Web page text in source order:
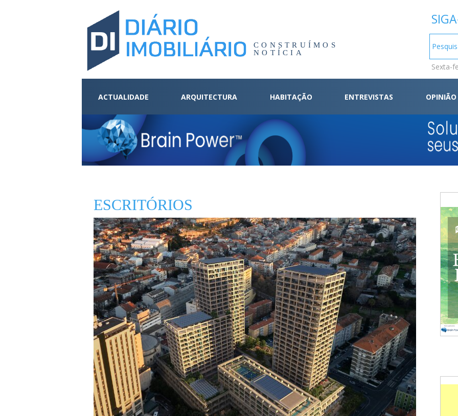
CONSTRUÍMOS
NOTÍCIA
Sexta-
ACTUALIDADE ARQUITECTURA HABITAÇÃO ENTREVISTAS OPINIÃO
ESCRITÓRIOS